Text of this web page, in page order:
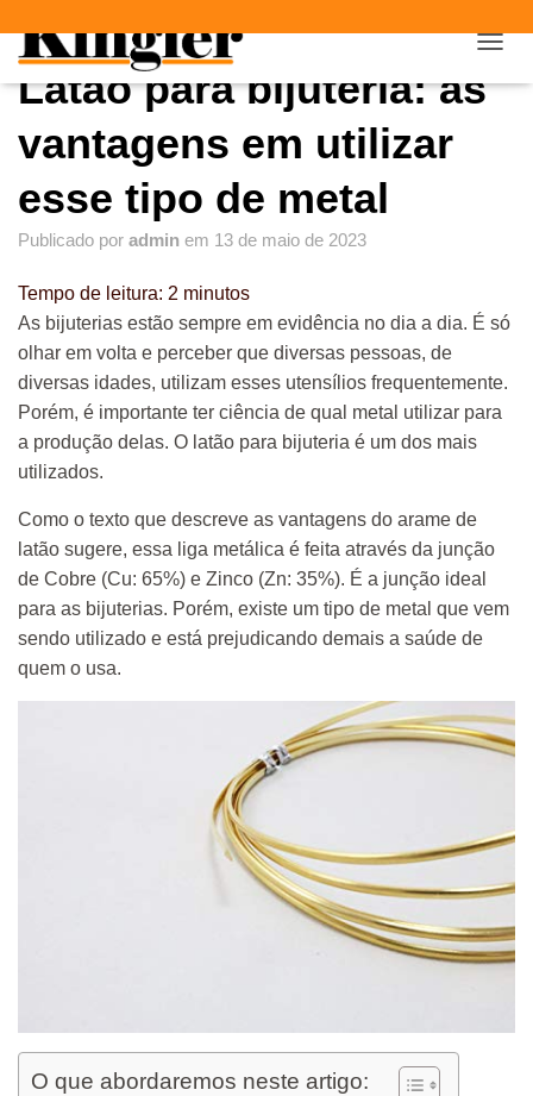
L
G
Ç
O
Latão para bijuteria: as
vantagens em utilizar
esse tipo de metal
Publicado por admin em 13 de maio de 2023
Tempo de leitura: 2 minutos
As bijuterias estão sempre em evidência no dia a dia. É só
olhar em volta e perceber que diversas pessoas, de
diversas idades, utilizam esses utensílios frequentemente.
Porém, é importante ter ciência de qual metal utilizar para
a produção delas. O latão para bijuteria é um dos mais
utilizados.
Como o texto que descreve as vantagens do arame de
latão sugere, essa liga metálica é feita através da junção
de Cobre (Cu: 65%) e Zinco (Zn: 35%). É a junção ideal
para as bijuterias. Porém, existe um tipo de metal que vem
sendo utilizado e está prejudicando demais a saúde de
quem o usa.
O que abordaremos neste artigo: